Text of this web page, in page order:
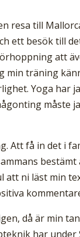
resa till
ett besök till
att
min träning
Yoga har
måste
Att få in det i
ni läst min
då är min
har